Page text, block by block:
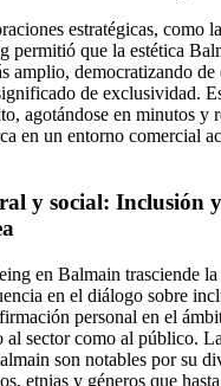
estratégicas, como
permitió que la estética
amplio, democratizando
de exclusividad.
agotándose en minutos y
en un entorno comercial
y social: Inclusión
en Balmain trasciende
en el diálogo sobre
personal en el
al sector como al público.
son notables por su
etnias y géneros que